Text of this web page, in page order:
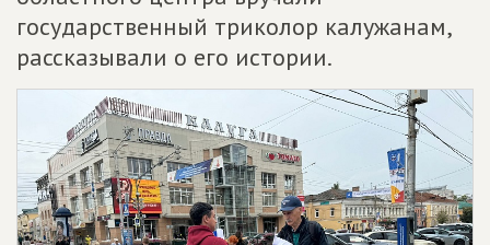
государственный триколор калужанам,
рассказывали о его истории.